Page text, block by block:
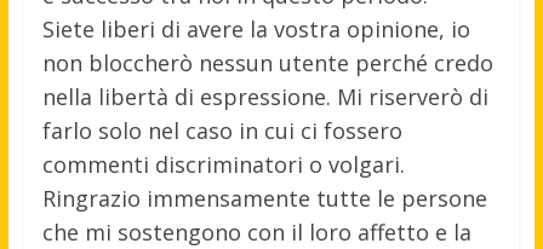
Siete liberi di avere la vostra opinione, io
non bloccherò nessun utente perché credo
nella libertà di espressione. Mi riserverò di
farlo solo nel caso in cui ci fossero
commenti discriminatori o volgari.
Ringrazio immensamente tutte le persone
che mi sostengono con il loro affetto e la